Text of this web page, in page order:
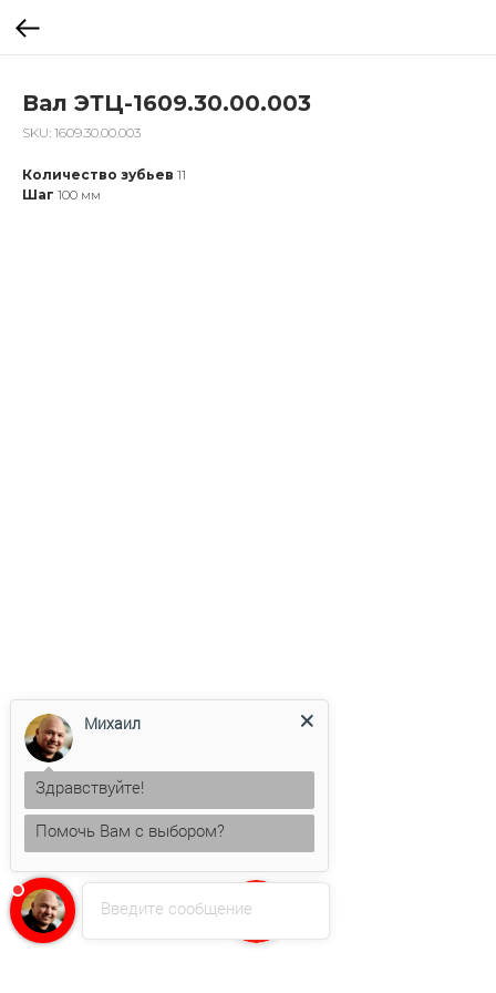
Вал ЭТЦ-1609.30.00.003
SKU: 1609.30.00.003
Количество зубьев 11
Шаг 100 мм
Введите сообщение
Михаил
Здравствуйте!
Помочь Вам с выбором?